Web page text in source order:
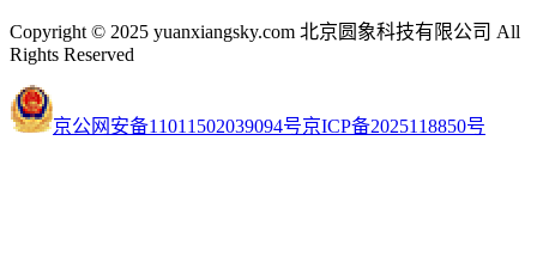
Copyright © 2025 yuanxiangsky.com 北京圆象科技有限公司 All
Rights Reserved
京公网安备11011502039094号京ICP备2025118850号